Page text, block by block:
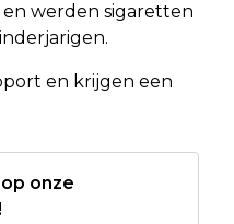
werden sigaretten
en krijgen een
onze